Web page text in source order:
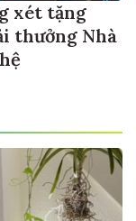
xét tặng
thưởng Nhà